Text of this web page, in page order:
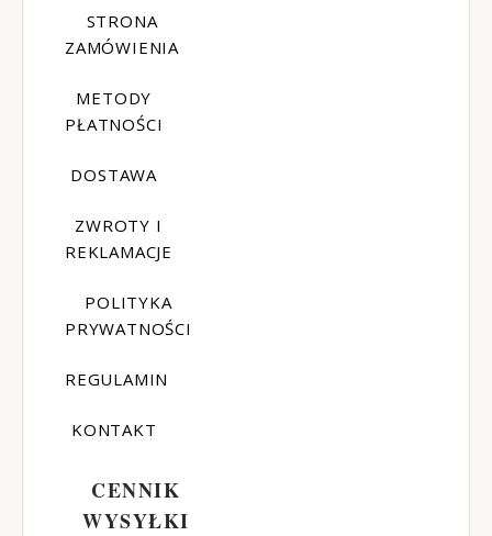
STRONA
ZAMÓWIENIA
METODY
PŁATNOŚCI
DOSTAWA
ZWROTY I
REKLAMACJE
POLITYKA
PRYWATNOŚCI
REGULAMIN
KONTAKT
CENNIK
WYSYŁKI